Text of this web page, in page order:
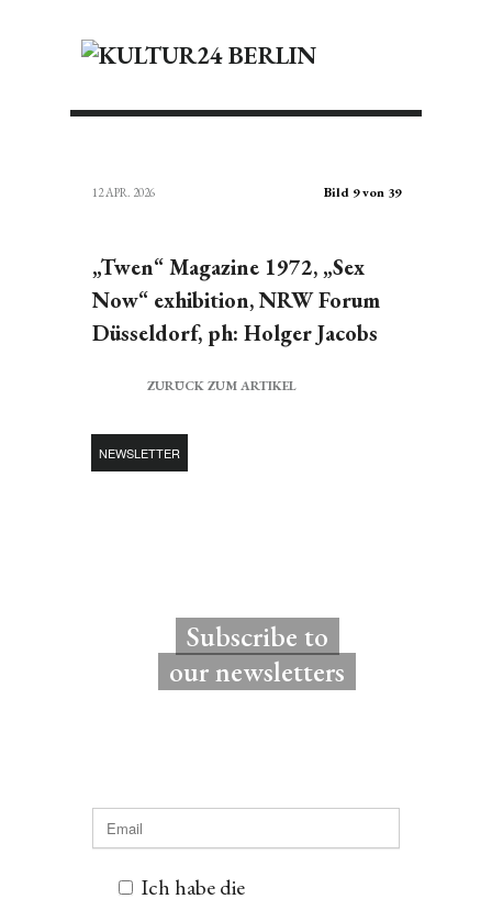
12 APR. 2026 Bild 9 von 39
„Twen“ Magazine 1972, „Sex
Now“ exhibition, NRW Forum
Düsseldorf, ph: Holger Jacobs
ZURÜCK ZUM ARTIKEL
NEWSLETTER
Subscribe to
our newsletters
Ich habe die